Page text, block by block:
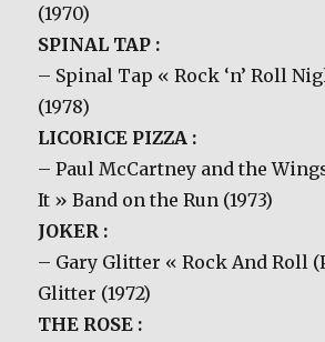
(1970)
SPINAL TAP :
– Spinal Tap « Rock ‘n’ Roll
(1978)
LICORICE PIZZA :
– Paul McCartney and the
It » Band on the Run (1973)
JOKER :
– Gary Glitter « Rock And Roll
Glitter (1972)
THE ROSE :